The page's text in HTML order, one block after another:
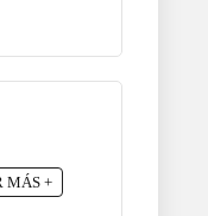
MÁS +